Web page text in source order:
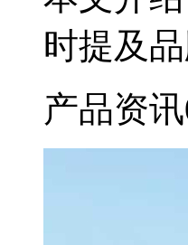
时提及
产品资讯